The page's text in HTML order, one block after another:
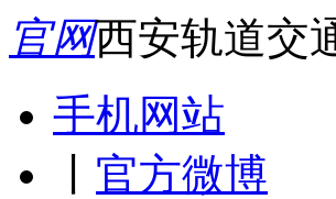
官网西安轨道交
手机网站
官方微博